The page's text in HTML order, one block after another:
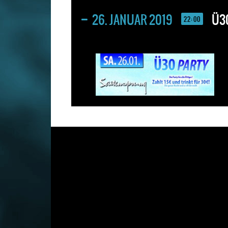
26. JANUAR 2019 22:00